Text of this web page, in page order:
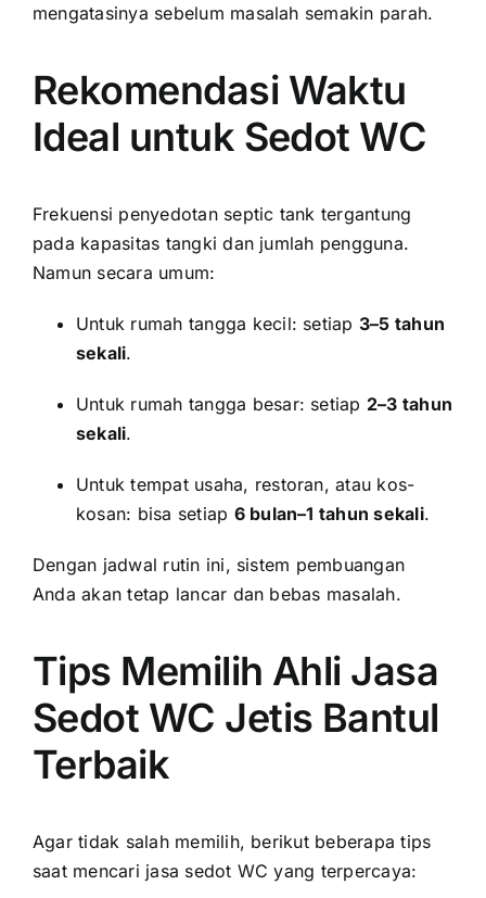
mengatasinya sebelum masalah semakin parah.
Rekomendasi Waktu
Ideal untuk Sedot WC
Frekuensi penyedotan septic tank tergantung
pada kapasitas tangki dan jumlah pengguna.
Namun secara umum:
Untuk rumah tangga kecil: setiap 3–5 tahun
sekali.
Untuk rumah tangga besar: setiap 2–3 tahun
sekali.
Untuk tempat usaha, restoran, atau kos-
kosan: bisa setiap 6 bulan–1 tahun sekali.
Dengan jadwal rutin ini, sistem pembuangan
Anda akan tetap lancar dan bebas masalah.
Tips Memilih Ahli Jasa
Sedot WC Jetis Bantul
Terbaik
Agar tidak salah memilih, berikut beberapa tips
saat mencari jasa sedot WC yang terpercaya: